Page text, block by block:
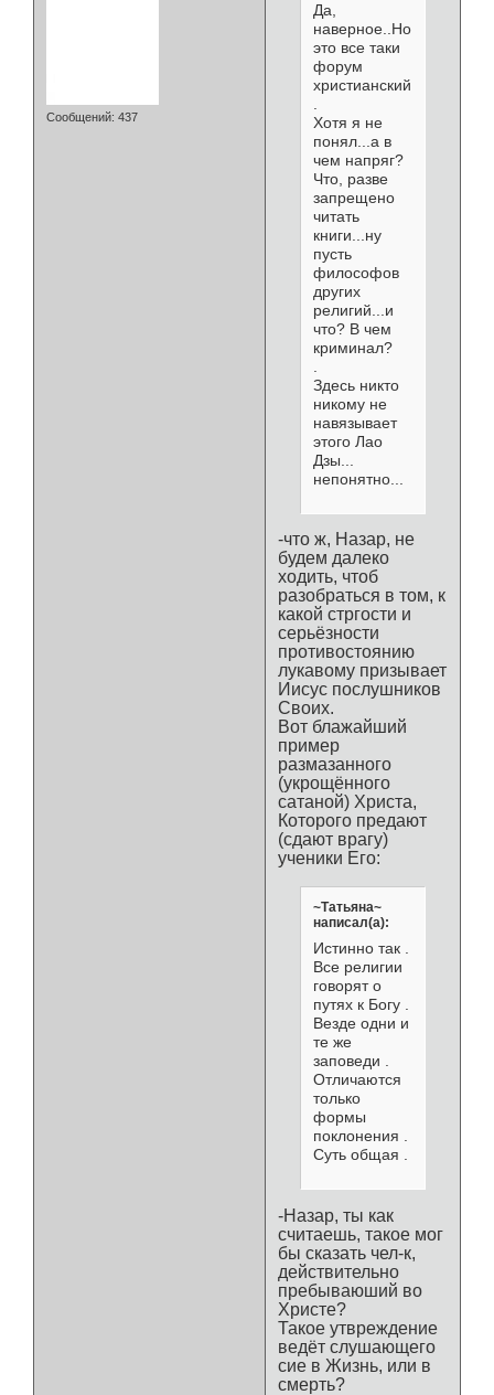
Сообщений: 437
Да,
наверное..Но
это все таки
форум
христианский...
Хотя я не
понял...а в
чем напряг?
Что, разве
запрещено
читать
книги...ну
пусть
философов
других
религий...и
что? В чем
криминал?
Здесь никто
никому не
навязывает
этого Лао
Дзы...
непонятно...
-что ж, Назар, не
будем далеко
ходить, чтоб
разобраться в том, к
какой стргости и
серьёзности
противостоянию
лукавому призывает
Иисус послушников
Своих.
Вот блажайший
пример
размазанного
(укрощённого
сатаной) Христа,
Которого предают
(сдают врагу)
ученики Его:
~Татьяна~
написал(а):
Истинно так .
Все религии
говорят о
путях к Богу .
Везде одни и
те же
заповеди .
Отличаются
только
формы
поклонения .
Суть общая .
-Назар, ты как
считаешь, такое мог
бы сказать чел-к,
действительно
пребываюший во
Христе?
Такое утвреждение
ведёт слушающего
сие в Жизнь, или в
смерть?